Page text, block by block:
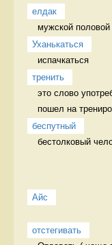
елдак
мужской половой
Уханькаться
испачкаться
тренить
это слово
пошел на
беспутный
бестолковый
Айс
отстегивать